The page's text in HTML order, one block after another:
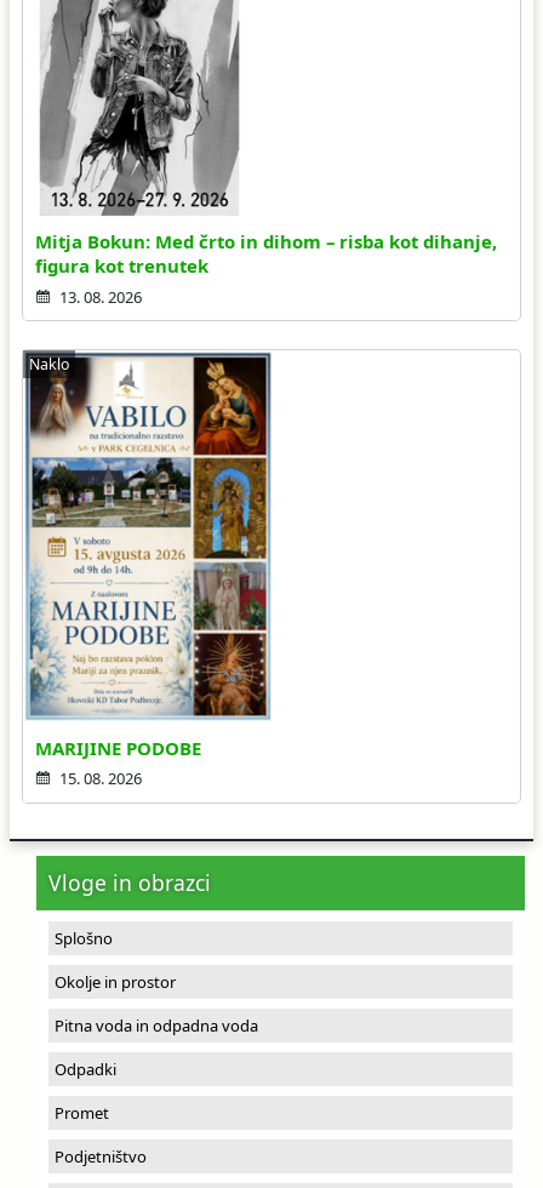
Mitja Bokun: Med črto in dihom – risba kot dihanje,
figura kot trenutek
13. 08. 2026
Naklo
MARIJINE PODOBE
15. 08. 2026
Vloge in obrazci
Splošno
Okolje in prostor
Pitna voda in odpadna voda
Odpadki
Promet
Podjetništvo